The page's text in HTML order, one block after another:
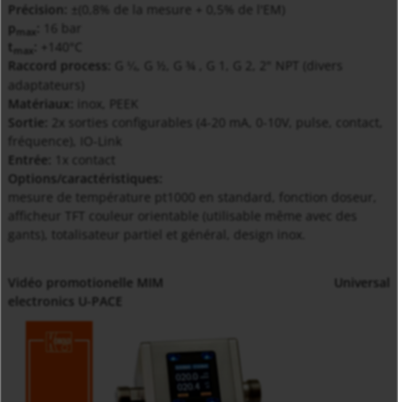
Précision:
±(0,8% de la mesure + 0,5% de l'EM)
p
max
t
max
+140°C
Raccord process:
, G ½, G ¾ , G 1, G 2, 2" NPT (divers
Matériaux:
inox, PEEK
Sortie:
2x sorties configurables (4-20 mA, 0-10V, pulse, contact,
fréquence), IO-Link
Entrée:
1x contact
Options/caractéristiques:
afficheur TFT couleur orientable (utilisable même avec des
gants), totalisateur partiel et général, design inox.
Vidéo promotionelle MIM
Universal
electronics U-PACE